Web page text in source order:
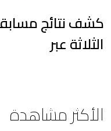
الثلاثة عبر
الأكثر مشاهدة